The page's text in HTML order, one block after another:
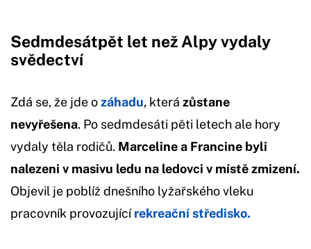
Sedmdesátpět let než Alpy vydaly
svědectví
Zdá se, že jde ozáhadu, která zůstane
nevyřešena. Po sedmdesáti pěti letech ale hory
vydaly těla rodičů. Marceline a Francine byli
nalezeni v masivu ledu na ledovci v místě zmizení.
Objevil je poblíž dnešního lyžařského vleku
pracovník provozujícírekreační středisko.